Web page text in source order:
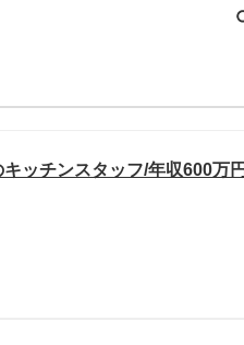
ッチンスタッフ/年収600万